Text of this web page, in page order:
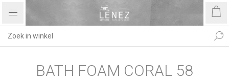
BATH FOAM CORAL 58